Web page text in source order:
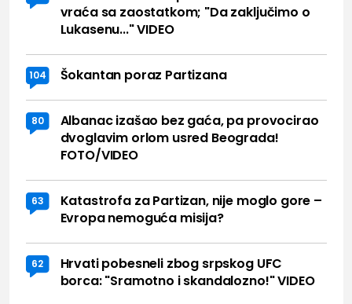
vraća sa zaostatkom; "Da zaključimo o
Lukasenu..." VIDEO
104 Šokantan poraz Partizana
80
Albanac izašao bez gaća, pa provocirao
dvoglavim orlom usred Beograda!
FOTO/VIDEO
63
Katastrofa za Partizan, nije moglo gore –
Evropa nemoguća misija?
62
Hrvati pobesneli zbog srpskog UFC
borca: "Sramotno i skandalozno!" VIDEO